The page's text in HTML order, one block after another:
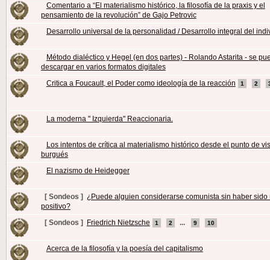
Comentario a “El materialismo histórico, la filosofía de la praxis y el
pensamiento de la revolución” de Gajo Petrovic
Desarrollo universal de la personalidad / Desarrollo integral del
Método dialéctico y Hegel (en dos partes) - Rolando Astarita - se
descargar en varios formatos digitales
Critica a Foucault, el Poder como ideología de la reacción
1 2
La moderna " Izquierda" Reaccionaria.
Los intentos de crítica al materialismo histórico desde el punto de
burgués
El nazismo de Heidegger
[ Sondeos ] ¿Puede alguien considerarse comunista sin haber sido
positivo?
[ Sondeos ] Friedrich Nietzsche 1 2 ... 9 10
Acerca de la filosofía y la poesía del capitalismo